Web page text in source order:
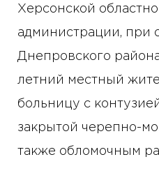
Херсонской
администрации, при
Днепровского
летний местный
больницу с
закрытой черепно-
также обломочным